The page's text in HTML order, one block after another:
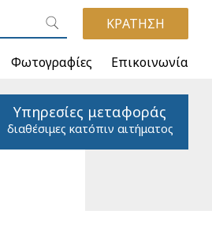
ΚΡΑΤΗΣΗ
Φωτογραφίες Επικοινωνία
Υπηρεσίες μεταφοράς
διαθέσιμες κατόπιν αιτήματος